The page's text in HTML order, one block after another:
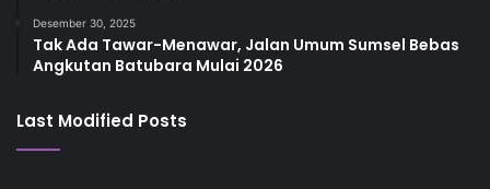
Desember 30, 2025
Tak Ada Tawar-Menawar, Jalan Umum Sumsel Bebas
Angkutan Batubara Mulai 2026
Last Modified Posts